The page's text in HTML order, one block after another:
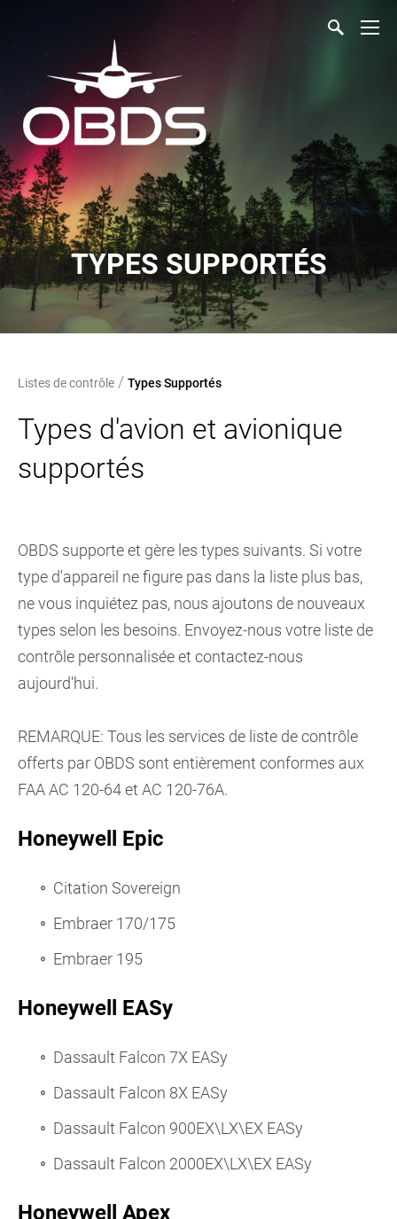
TYPES SUPPORTÉS
Listes de contrôle / Types Supportés
Types d'avion et avionique
supportés
OBDS supporte et gère les types suivants. Si votre
type d'appareil ne figure pas dans la liste plus bas,
ne vous inquiétez pas, nous ajoutons de nouveaux
types selon les besoins. Envoyez-nous votre liste de
contrôle personnalisée et contactez-nous
aujourd'hui.
REMARQUE: Tous les services de liste de contrôle
offerts par OBDS sont entièrement conformes aux
FAA AC 120-64 et AC 120-76A.
Honeywell Epic
Citation Sovereign
Embraer 170/175
Embraer 195
Honeywell EASy
Dassault Falcon 7X EASy
Dassault Falcon 8X EASy
Dassault Falcon 900EX\LX\EX EASy
Dassault Falcon 2000EX\LX\EX EASy
Honeywell Apex